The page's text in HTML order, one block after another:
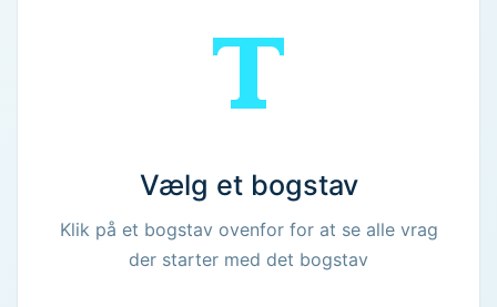
Vælg et bogstav
Klik på et bogstav ovenfor for at se alle vrag
der starter med det bogstav